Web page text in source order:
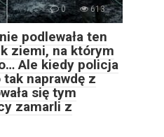
0 613
podlewała ten
ziemi, na którym
Ale kiedy policja
naprawdę z
się tym
zamarli z